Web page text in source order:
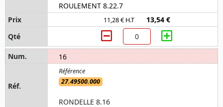
ROULEMENT 8.22.7
11,28 € H.T 13,54 €
16
27.49500.000
RONDELLE 8.16